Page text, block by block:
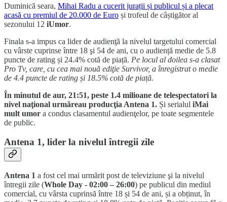
Duminică seara, Mihai Radu a cucerit jurații și publicul și a plecat
acasă cu premiul de 20.000 de Euro și trofeul de câștigător al
sezonului 12 iUmor.
Finala s-a impus ca lider de audienţă la nivelul targetului comercial
cu vârste cuprinse între 18 şi 54 de ani, cu o audiență medie de 5.8
puncte de rating și 24.4% cotă de piață. Pe locul al doilea s-a clasat
Pro Tv, care, cu cea mai nouă ediţie Survivor, a înregistrat o medie
de 4.4 puncte de rating și 18.5% cotă de piață.
În minutul de aur, 21:51, peste 1.4 milioane de telespectatori la
nivel naţional urmăreau producţia Antena 1. Și serialul iMai
mult umor a condus clasamentul audienţelor, pe toate segmentele
de public.
Antena 1, lider la nivelul întregii zile
Antena 1 a fost cel mai urmărit post de televiziune şi la nivelul
întregii zile (Whole Day - 02:00 – 26:00) pe publicul din mediul
comercial, cu vârsta cuprinsă între 18 și 54 de ani, și a obținut, în